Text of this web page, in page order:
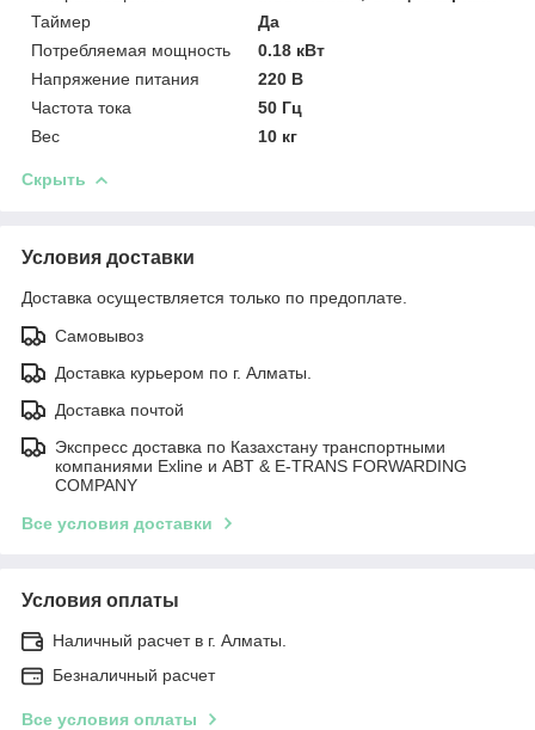
Таймер
Да
Потребляемая мощность
0.18 кВт
Напряжение питания
220 В
Частота тока
50 Гц
Вес
10 кг
Скрыть
Условия доставки
Доставка осуществляется только по предоплате.
Самовывоз
Доставка курьером по г. Алматы.
Доставка почтой
Экспресс доставка по Казахстану транспортными
компаниями Exline и ABT & E-TRANS FORWARDING
COMPANY
Все условия доставки
Условия оплаты
Наличный расчет в г. Алматы.
Безналичный расчет
Все условия оплаты